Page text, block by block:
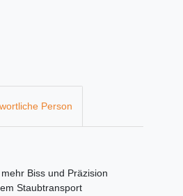
Person
Biss und Präzision
Staubtransport